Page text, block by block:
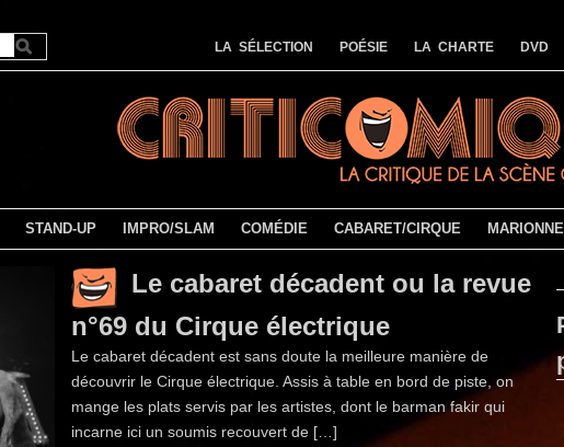
LA SÉLECTION POÉSIE LA CHARTE DVD
STAND-UP IMPRO/SLAM COMÉDIE CABARET/CIRQUE
Le cabaret décadent ou la revue
n°69 du Cirque électrique
Le cabaret décadent est sans doute la meilleure manière de
découvrir le Cirque électrique. Assis à table en bord de piste, on
mange les plats servis par les artistes, dont le barman fakir qui
incarne ici un soumis recouvert de […]